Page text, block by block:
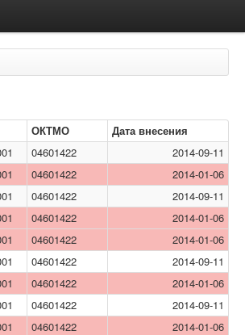
ОКТМО
Дата внесения
04601422
2014-09-11
04601422
2014-01-06
04601422
2014-09-11
04601422
2014-01-06
04601422
2014-01-06
04601422
2014-09-11
04601422
2014-01-06
04601422
2014-09-11
04601422
2014-01-06